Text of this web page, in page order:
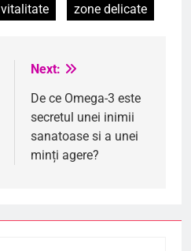
vitalitate zone delicate
Next:
De ce Omega-3 este
secretul unei inimii
sanatoase si a unei
minți agere?